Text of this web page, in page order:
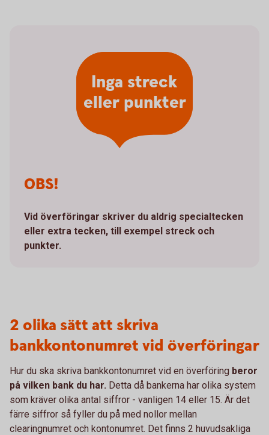
Inga streck
eller punkter
OBS!
Vid överföringar skriver du aldrig specialtecken
eller extra tecken, till exempel streck och
punkter.
2 olika sätt att skriva
bankkontonumret vid överföringar
Hur du ska skriva bankkontonumret vid en överföring beror
på vilken bank du har. Detta då bankerna har olika system
som kräver olika antal siffror - vanligen 14 eller 15. Är det
färre siffror så fyller du på med nollor mellan
clearingnumret och kontonumret. Det finns 2 huvudsakliga